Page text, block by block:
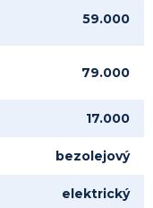
59.000
79.000
17.000
bezolejový
elektrický